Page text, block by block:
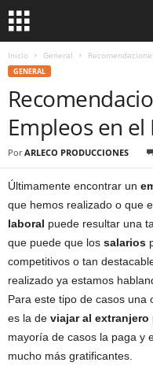
Inicio General
GENERAL
Empleos en
Por ARLECO PRODUCCIONES
Últimamente encontrar un
que hemos realizado o que
laboral puede resultar una
que puede que los salarios
competitivos o tan
realizado ya estamos
Para este tipo de casos
es la de viajar al extranjero
mayoría de casos la paga y
mucho más gratificantes.